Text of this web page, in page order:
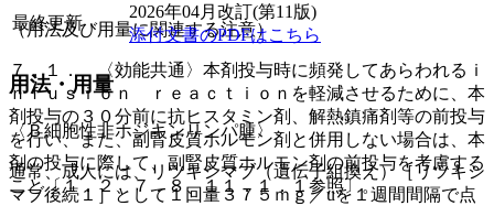
（用法及び用量に関連する注意）
７．１． 〈効能共通〉本剤投与時に頻発してあらわれるｉ
ｎｆｕｓｉｏｎ ｒｅａｃｔｉｏｎを軽減させるために、本
剤投与の３０分前に抗ヒスタミン剤、解熱鎮痛剤等の前投与
を行い、また、副腎皮質ホルモン剤と併用しない場合は、本
剤の投与に際して、副腎皮質ホルモン剤の前投与を考慮する
こと〔１．２、７．８、１１．１．１参照〕。
最終更新
2026年04月改訂(第11版)
添付文書のPDFはこちら
用法・用量
〈Ｂ細胞性非ホジキンリンパ腫〉
通常、成人には、リツキシマブ（遺伝子組換え）［リツキシ
マブ後続１］として１回量３７５ｍｇ／uを１週間間隔で点